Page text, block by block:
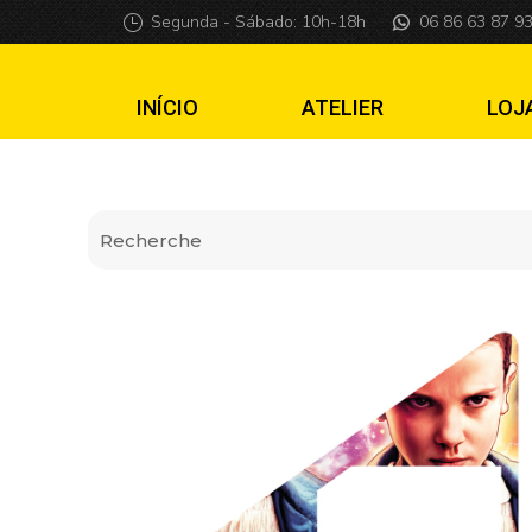
Insider premium
Segunda - Sábado: 10h-18h 06 86 63 87 93
INÍCIO ATELIER